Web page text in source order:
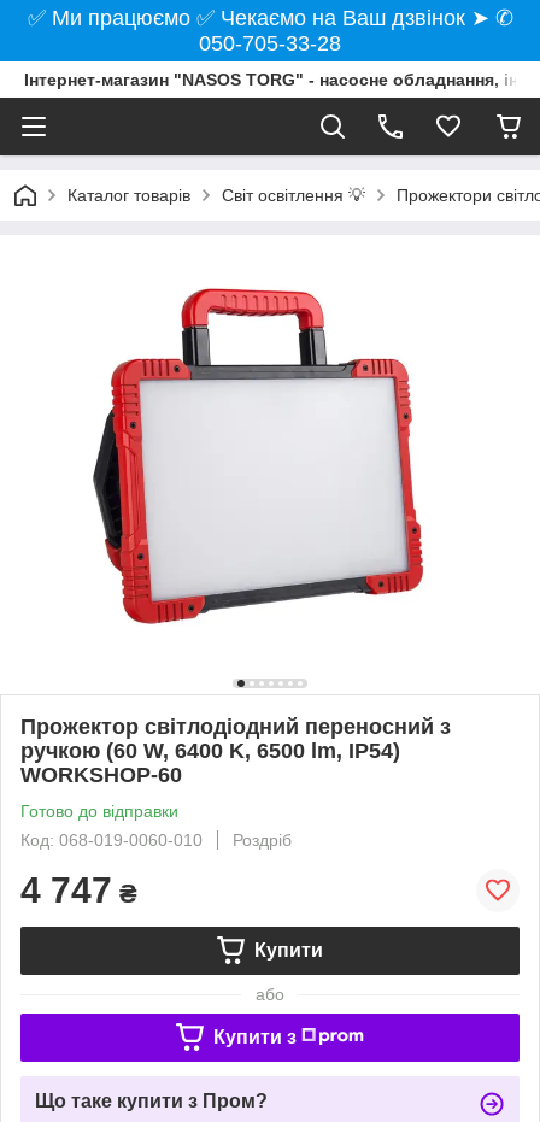
✅ Ми працюємо ✅ Чекаємо на Ваш дзвінок ➤ ✆
050-705-33-28
Інтернет-магазин "NASOS TORG" - насосне обладнання,
Каталог товарів Світ освітлення 💡 Прожектори
Прожектор світлодіодний переносний з
ручкою (60 W, 6400 K, 6500 lm, IP54)
WORKSHOP-60
Готово до відправки
Код: 068-019-0060-010
Роздріб
4 747 ₴
Купити
або
Купити з
Що таке купити з Пром?